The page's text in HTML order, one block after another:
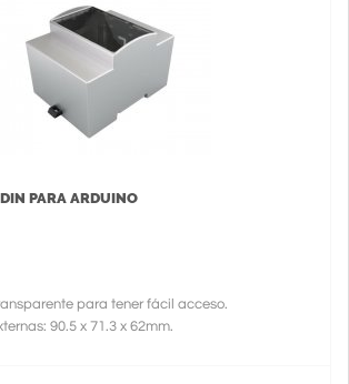
PARA ARDUINO
para tener fácil acceso.
90.5 x 71.3 x 62mm.